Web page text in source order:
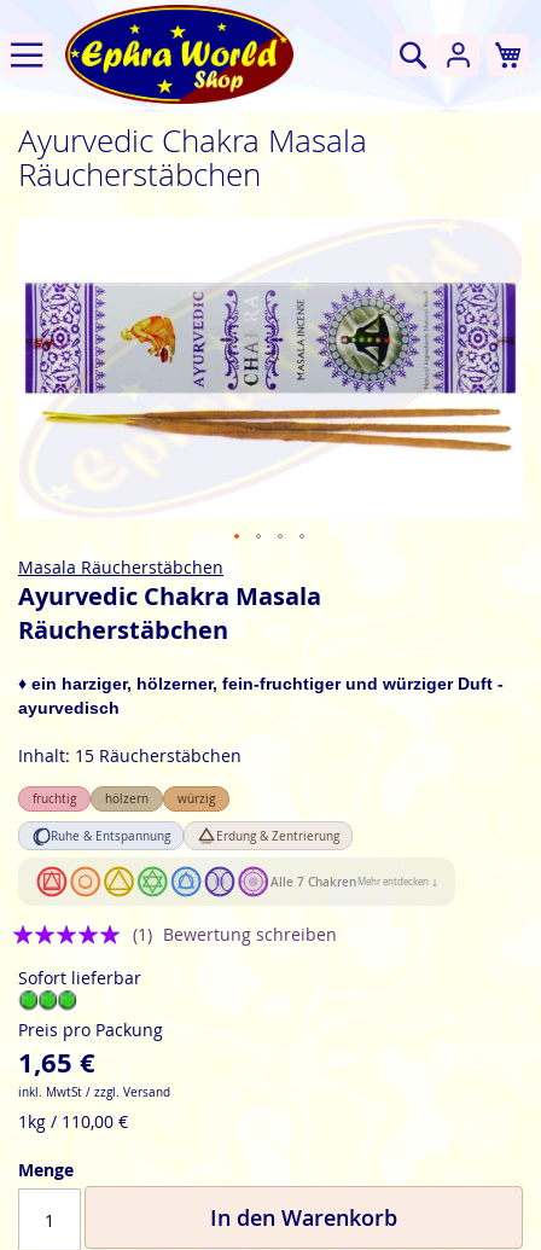
Suche
Ayurvedic Chakra Masala
Räucherstäbchen
Bildgalerie
springen
Zum
Anfang
der
Bildgalerie
Masala Räucherstäbchen
Ayurvedic Chakra Masala
Räucherstäbchen
♦ ein harziger, hölzerner, fein-fruchtiger und würziger Duft -
ayurvedisch
Inhalt: 15 Räucherstäbchen
fruchtig hölzern würzig
Ruhe & Entspannung Erdung & Zentrierung
Alle 7 Chakren Mehr entdecken ↓
Bewertung:
(1) Bewertung schreiben
Sofort lieferbar
Preis pro Packung
1,65 €
inkl. MwtSt / zzgl. Versand
1kg / 110,00 €
Menge
In den Warenkorb